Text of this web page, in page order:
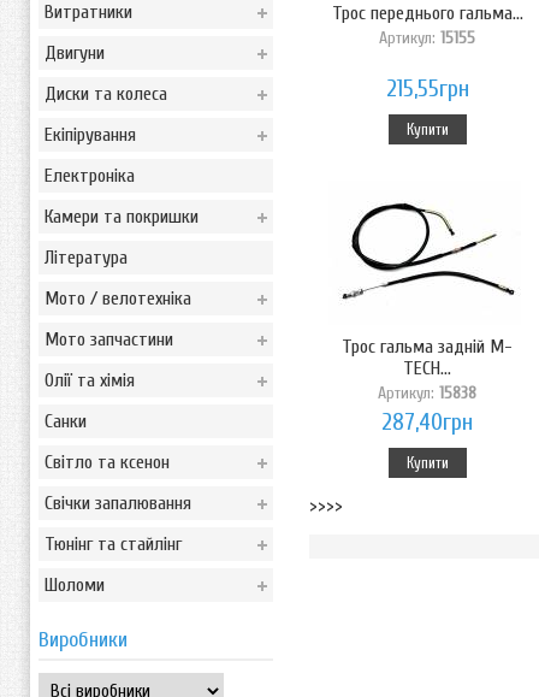
Витратники
Двигуни
Диски та колеса
Екіпірування
Електроніка
Камери та покришки
Література
Мото / велотехніка
Мото запчастини
Олії та хімія
Санки
Світло та ксенон
Свічки запалювання
Тюнінг та стайлінг
Шоломи
Виробники
Трос переднього гальма...
Артикул: 15155
215,55грн
Купити
Трос гальма задній M-
TECН...
Артикул: 15838
287,40грн
Купити
>>>>